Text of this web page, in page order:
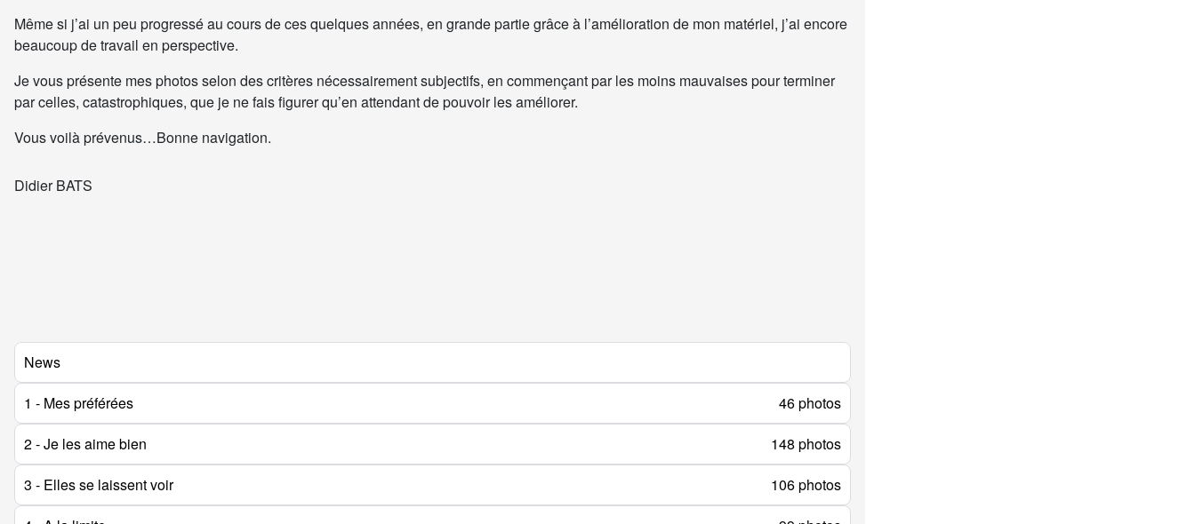
Même si j’ai un peu progressé au cours de ces quelques années, en grande partie grâce à l’amélioration de mon matériel, j’ai encore
beaucoup de travail en perspective.
Je vous présente mes photos selon des critères nécessairement subjectifs, en commençant par les moins mauvaises pour terminer
par celles, catastrophiques, que je ne fais figurer qu’en attendant de pouvoir les améliorer.
Vous voilà prévenus…Bonne navigation.
Didier BATS
News
1 - Mes préférées
46 photos
2 - Je les aime bien
148 photos
3 - Elles se laissent voir
106 photos